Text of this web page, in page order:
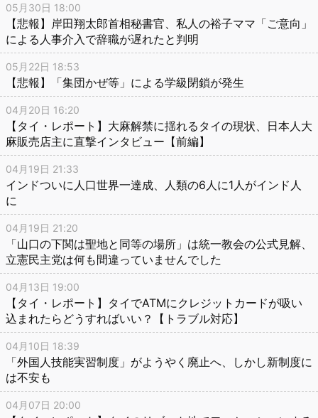
05月30日 18:00
【悲報】岸田翔太郎首相秘書官、私人の裕子ママ「ご意向」
による人事介入で辞職が遅れたと判明
05月22日 18:53
【悲報】「集団かぜ等」による学級閉鎖が発生
04月20日 16:20
【タイ・レポート】大麻解禁に揺れるタイの現状、日本人大
麻販売店主に直撃インタビュー【前編】
04月19日 21:33
インドついに人口世界一達成、人類の6人に1人がインド人
に
04月19日 21:20
「山口の下関は聖地と同等の場所」は統一教会の公式見解、
立憲民主党は何も間違っていませんでした
04月13日 19:00
【タイ・レポート】タイでATMにクレジットカードが吸い
込まれたらどうすればいい？【トラブル対応】
04月10日 18:39
「外国人技能実習制度」がようやく廃止へ、しかし新制度に
は不安も
04月07日 20:00